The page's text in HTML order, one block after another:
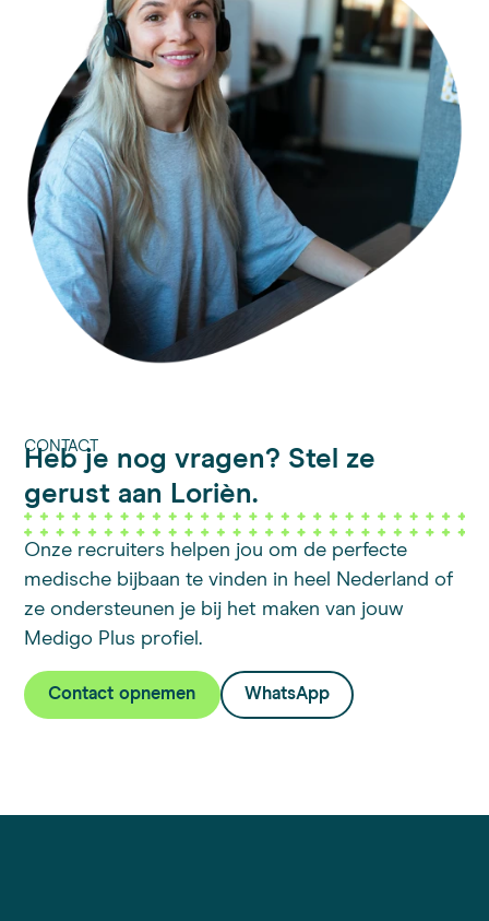
CONTACT
Heb je nog vragen? Stel ze
gerust aan Lorièn.
Onze recruiters helpen jou om de perfecte
medische bijbaan te vinden in heel Nederland of
ze ondersteunen je bij het maken van jouw
Medigo Plus profiel.
Contact opnemen WhatsApp